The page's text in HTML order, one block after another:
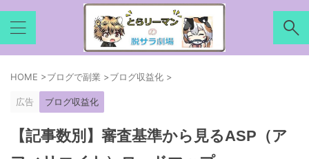
HOME >ブログで副業 >ブログ収益化 >
広告 ブログ収益化
【記事数別】審査基準から見るASP（ア